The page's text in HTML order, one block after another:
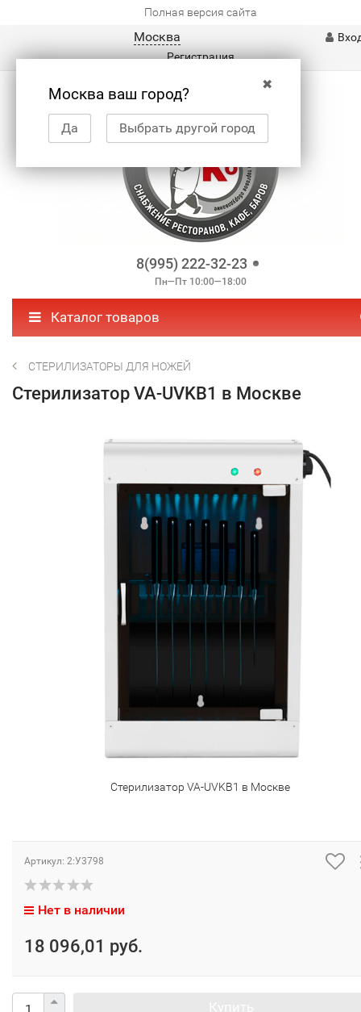
Полная версия сайта
Москва
✖
Москва ваш город?
Да Выбрать другой город
Регистрация
8(995) 222-32-23
Пн—Пт 10:00—18:00
Каталог товаров
СТЕРИЛИЗАТОРЫ ДЛЯ НОЖЕЙ
Стерилизатор VA-UVKB1 в Москве
Стерилизатор VA-UVKB1 в Москве
Артикул: 2:У3798
Нет в наличии
18 096,01 руб.